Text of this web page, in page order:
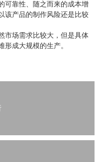
可靠性、随之而来的成本增
该产品的制作风险还是比较
市场需求比较大，但是具体
成大规模的生产。